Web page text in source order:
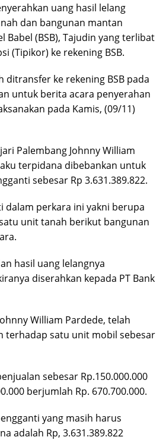
uang hasil lelang
dan bangunan mantan
Babel (BSB), Tajudin yang terlibat
(Tipikor) ke rekening BSB.
ditransfer ke rekening BSB pada
untuk berita acara penyerahan
pada Kamis, (09/11)
Palembang Johnny William
terpidana dibebankan untuk
sebesar Rp 3.631.389.822.
dalam perkara ini yakni berupa
unit tanah berikut bangunan
hasil uang lelangnya
diserahkan kepada PT Bank
William Pardede, telah
terhadap satu unit mobil sebesar
sebesar Rp.150.000.000
berjumlah Rp. 670.700.000.
yang masih harus
adalah Rp, 3.631.389.822